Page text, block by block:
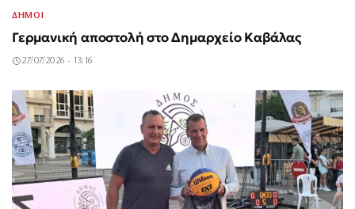
ΔΗΜΟΙ
Γερμανική αποστολή στο Δημαρχείο Καβάλας
27/07/2026 - 13:16